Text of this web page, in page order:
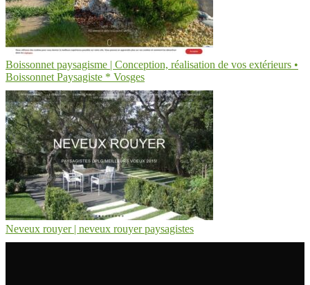
Boissonnet paysagisme | Conception, réalisation de vos extérieurs •
Boissonnet Paysagiste * Vosges
Neveux rouyer | neveux rouyer paysagistes